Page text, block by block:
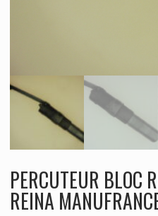
PERCUTEUR BLOC
REINA